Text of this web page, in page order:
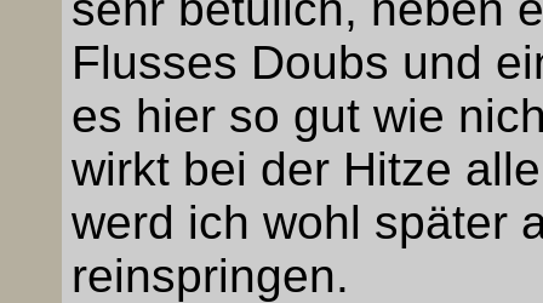
Flusses Doubs und
es hier so gut wie
wirkt bei der Hitze
werd ich wohl später
reinspringen.